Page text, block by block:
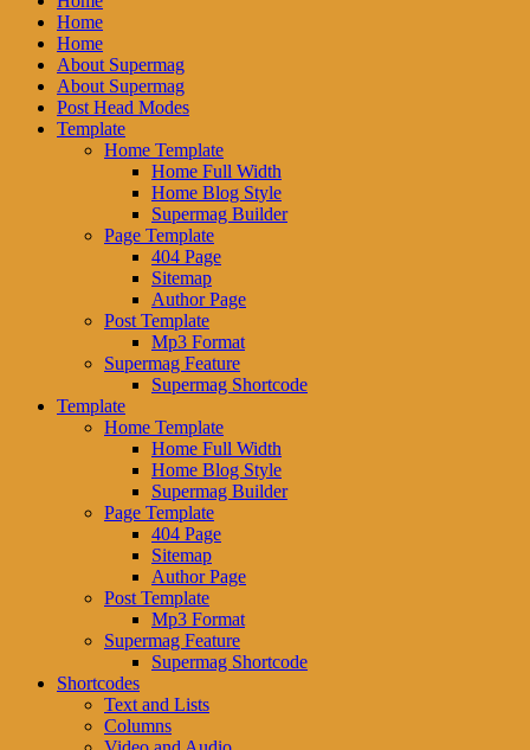
Home
Home
About Supermag
About Supermag
Post Head Modes
Template
Home Template
Home Full Width
Home Blog Style
Supermag Builder
Page Template
404 Page
Sitemap
Author Page
Post Template
Mp3 Format
Supermag Feature
Supermag Shortcode
Template
Home Template
Home Full Width
Home Blog Style
Supermag Builder
Page Template
404 Page
Sitemap
Author Page
Post Template
Mp3 Format
Supermag Feature
Supermag Shortcode
Shortcodes
Text and Lists
Columns